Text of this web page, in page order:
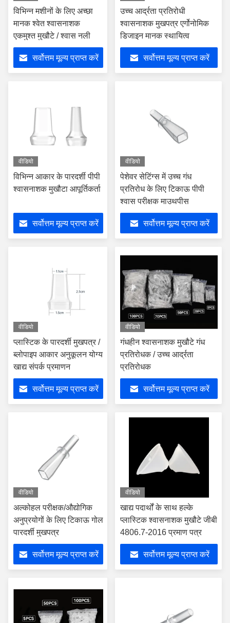
विभिन्न मशीनों के लिए अच्छा
मानक श्वेत श्वासनाशक
एकमुश्त मुखौटे / श्वास नली
सर्वोत्तम मूल्य प्राप्त करें
उच्च आर्द्रता प्रतिरोधी
श्वासनाशक मुखपत्र एर्गोनोमिक
डिजाइन मानक स्थायित्व
सर्वोत्तम मूल्य प्राप्त करें
वीडियो
विभिन्न आकार के पारदर्शी पीपी
श्वासनाशक मुखौटा आपूर्तिकर्ता
सर्वोत्तम मूल्य प्राप्त करें
वीडियो
पेशेवर सेटिंग्स में उच्च गंध
प्रतिरोध के लिए टिकाऊ पीपी
श्वास परीक्षक माउथपीस
सर्वोत्तम मूल्य प्राप्त करें
वीडियो
प्लास्टिक के पारदर्शी मुखपत्र /
ब्लोपाइप आकार अनुकूलन योग्य
खाद्य संपर्क प्रमाणन
सर्वोत्तम मूल्य प्राप्त करें
वीडियो
गंधहीन श्वासनाशक मुखौटे गंध
प्रतिरोधक / उच्च आर्द्रता
प्रतिरोधक
सर्वोत्तम मूल्य प्राप्त करें
वीडियो
अल्कोहल परीक्षक/औद्योगिक
अनुप्रयोगों के लिए टिकाऊ गोल
पारदर्शी मुखपत्र
सर्वोत्तम मूल्य प्राप्त करें
वीडियो
खाद्य पदार्थों के साथ हल्के
प्लास्टिक श्वासनाशक मुखौटे जीबी
4806.7-2016 प्रमाण पत्र
सर्वोत्तम मूल्य प्राप्त करें